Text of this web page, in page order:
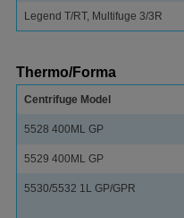
Legend T/RT, Multifuge 3/3R
Thermo/Forma
Centrifuge Model
5528 400ML GP
5529 400ML GP
5530/5532 1L GP/GPR